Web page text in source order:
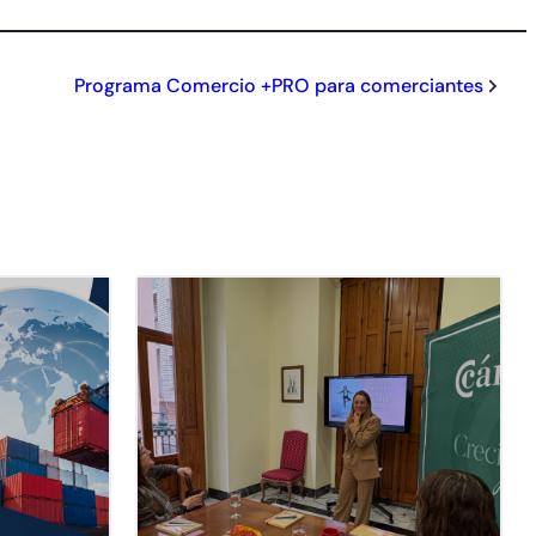
Programa Comercio +PRO para comerciantes